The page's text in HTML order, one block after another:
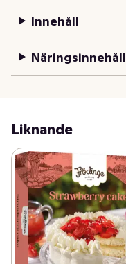
Innehåll
Näringsinnehåll
Liknande